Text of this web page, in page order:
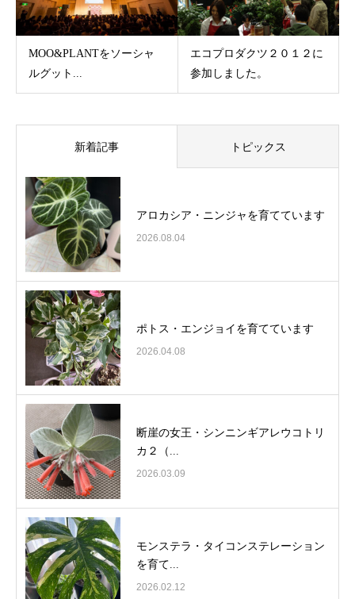
MOO&PLANTをソーシャ
ルグット...
エコプロダクツ２０１２に
参加しました。
新着記事 トピックス
アロカシア・ニンジャを育てています
2026.08.04
ポトス・エンジョイを育てています
2026.04.08
断崖の女王・シンニンギアレウコトリ
カ２（...
2026.03.09
モンステラ・タイコンステレーション
を育て...
2026.02.12